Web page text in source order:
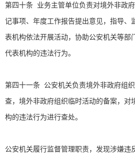
第四十条 业务主管单位负责对境外非政
记事项、年度工作报告提出意见，指导、
表机构依法开展活动，协助公安机关等部
代表机构的违法行为。
第四十一条 公安机关负责境外非政府组
查，境外非政府组织临时活动的备案，对
构的违法行为进行查处。
公安机关履行监督管理职责，发现涉嫌违